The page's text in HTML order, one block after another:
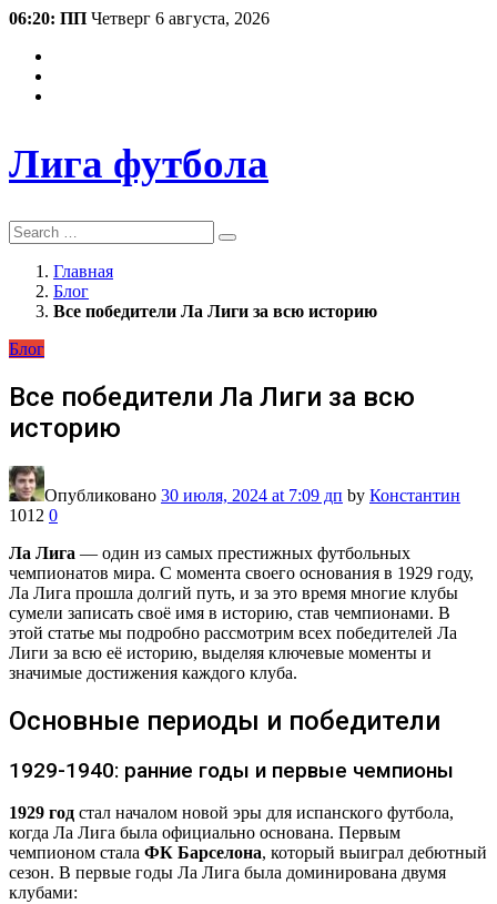
06:20: ПП Четверг 6 августа, 2026
Лига футбола
Search
Главная
Блог
Все победители Ла Лиги за всю историю
Блог
Все победители Ла Лиги за всю
историю
Опубликовано 30 июля, 2024 at 7:09 дп by Константин
1012 0
Ла Лига — один из самых престижных футбольных
чемпионатов мира. С момента своего основания в 1929 году,
Ла Лига прошла долгий путь, и за это время многие клубы
сумели записать своё имя в историю, став чемпионами. В
этой статье мы подробно рассмотрим всех победителей Ла
Лиги за всю её историю, выделяя ключевые моменты и
значимые достижения каждого клуба.
Основные периоды и победители
1929-1940: ранние годы и первые чемпионы
1929 год стал началом новой эры для испанского футбола,
когда Ла Лига была официально основана. Первым
чемпионом стала ФК Барселона, который выиграл дебютный
сезон. В первые годы Ла Лига была доминирована двумя
клубами: